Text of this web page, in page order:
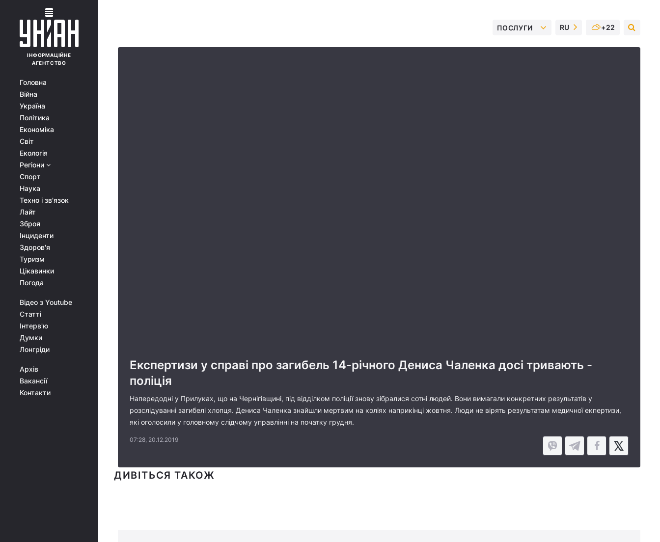
ІНФОРМАЦІЙНЕ
АГЕНТСТВО
Головна
Війна
Україна
Політика
Економіка
Світ
Екологія
Регіони
Спорт
Наука
Техно і зв'язок
Лайт
Зброя
Інциденти
Здоров'я
Туризм
Цікавинки
Погода
Відео з Youtube
Статті
Інтерв'ю
Думки
Лонгріди
Архів
Вакансії
Контакти
ПОСЛУГИ RU +22
Експертизи у справі про загибель 14-річного Дениса Чаленка досі тривають -
поліція
Напередодні у Прилуках, що на Чернігівщині, під відділком поліції знову зібралися сотні людей. Вони вимагали конкретних результатів у
розслідуванні загибелі хлопця. Дениса Чаленка знайшли мертвим на коліях наприкінці жовтня. Люди не вірять результатам медичної екпертизи,
які оголосили у головному слідчому управлінні на початку грудня.
07:28, 20.12.2019
ДИВІТЬСЯ ТАКОЖ